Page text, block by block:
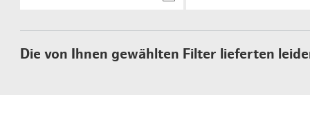
Die von Ihnen gewählten Filter lieferten